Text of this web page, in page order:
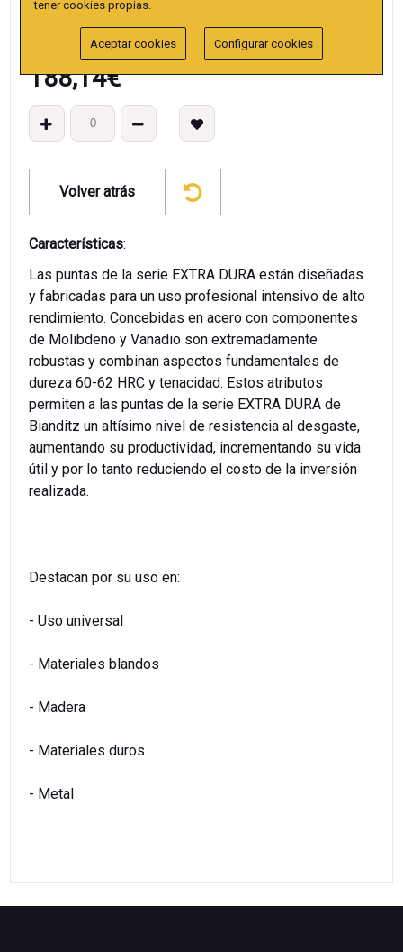
188,14€
Volver atrás
Características:
Las puntas de la serie EXTRA DURA están diseñadas
y fabricadas para un uso profesional intensivo de alto
rendimiento. Concebidas en acero con componentes
de Molibdeno y Vanadio son extremadamente
robustas y combinan aspectos fundamentales de
dureza 60-62 HRC y tenacidad. Estos atributos
permiten a las puntas de la serie EXTRA DURA de
Bianditz un altísimo nivel de resistencia al desgaste,
aumentando su productividad, incrementando su vida
útil y por lo tanto reduciendo el costo de la inversión
realizada.
Destacan por su uso en:
- Uso universal
- Materiales blandos
- Madera
- Materiales duros
- Metal
tener cookies propias.
Aceptar cookies Configurar cookies